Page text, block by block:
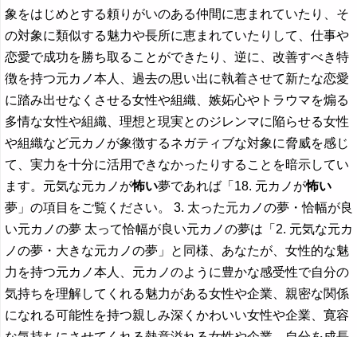
象をはじめとする頼りがいのある仲間に恵まれていたり、そ
の対象に類似する魅力や長所に恵まれていたりして、仕事や
恋愛で成功を勝ち取ることができたり、逆に、改善すべき特
徴を持つ元カノ本人、過去の思い出に執着させて新たな恋愛
に踏み出せなくさせる女性や組織、嫉妬心やトラウマを煽る
多情な女性や組織、理想と現実とのジレンマに陥らせる女性
や組織など元カノが象徴するネガティブな対象に脅威を感じ
て、実力を十分に活用できなかったりすることを暗示してい
ます。元気な元カノが怖い夢であれば「18. 元カノが怖い
夢」の項目をご覧ください。 3. 太った元カノの夢・恰幅が良
い元カノの夢 太って恰幅が良い元カノの夢は「2. 元気な元カ
ノの夢・大きな元カノの夢」と同様、あなたが、女性的な魅
力を持つ元カノ本人、元カノのように豊かな感受性で自分の
気持ちを理解してくれる魅力がある女性や企業、親密な関係
になれる可能性を持つ親しみ深くかわいい女性や企業、寛容